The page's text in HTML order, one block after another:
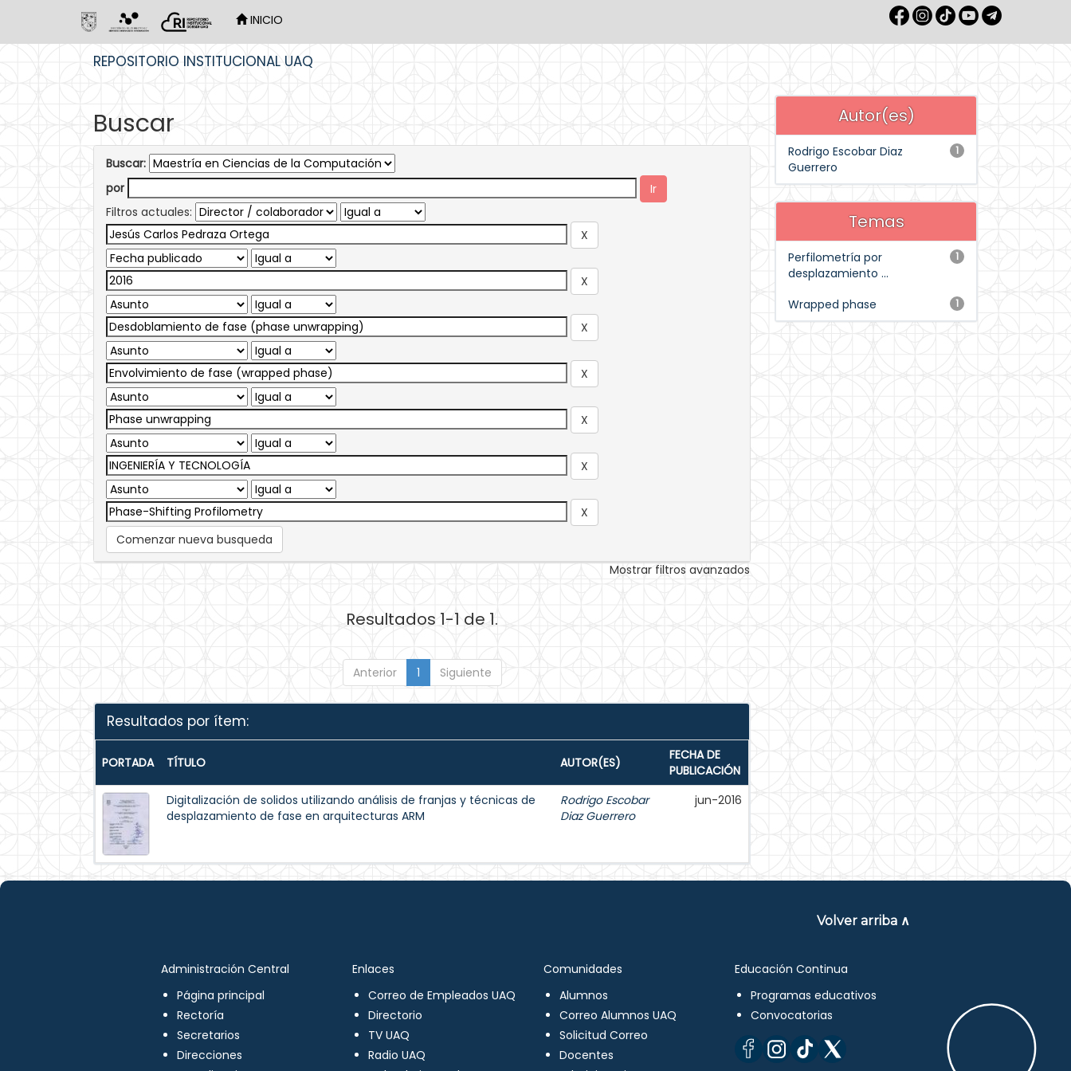
INICIO
REPOSITORIO INSTITUCIONAL UAQ
Buscar
Buscar:
por
Filtros actuales:
Comenzar nueva busqueda
Mostrar filtros avanzados
Resultados 1-1 de 1.
Anterior 1 Siguiente
Resultados por ítem:
PORTADA TÍTULO AUTOR(ES)
FECHA DE
PUBLICACIÓN
Digitalización de solidos utilizando análisis de franjas y técnicas de
desplazamiento de fase en arquitecturas ARM
Rodrigo Escobar
Diaz Guerrero
jun-2016
Autor(es)
1
Rodrigo Escobar Diaz
Guerrero
Temas
1
Perfilometría por
desplazamiento ...
1
Wrapped phase
Volver arriba ∧
Administración Central
Página principal
Rectoría
Secretarios
Direcciones
Enlaces
Correo de Empleados UAQ
Directorio
TV UAQ
Radio UAQ
Comunidades
Alumnos
Correo Alumnos UAQ
Solicitud Correo
Docentes
Educación Continua
Programas educativos
Convocatorias